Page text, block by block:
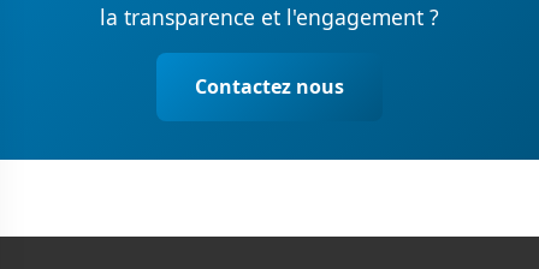
la transparence et l'engagement ?
Contactez nous